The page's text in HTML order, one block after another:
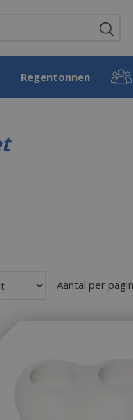
Regentonnen
Aantal per